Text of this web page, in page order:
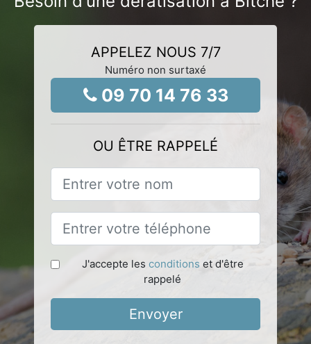
APPELEZ NOUS 7/7
Numéro non surtaxé
09 70 14 76 33
OU ÊTRE RAPPELÉ
J'accepte les conditions et d'être
rappelé
Envoyer